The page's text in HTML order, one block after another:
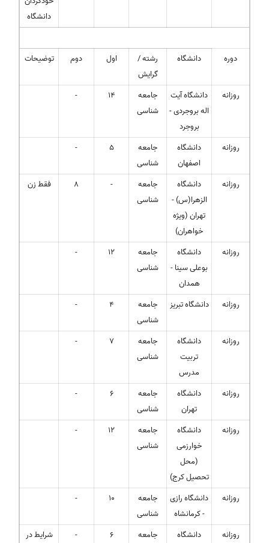
دانشگاه
دوره دانشگاه
رشته /
گرایش
اول دوم توضیحات
روزانه
دانشگاه آیت
اله بروجردی -
بروجرد
جامعه
شناسی
14
-
روزانه
دانشگاه
اصفهان
جامعه
شناسی
5
-
روزانه
دانشگاه
الزهرا(س) -
تهران (ویژه
خواهران)
جامعه
شناسی
-
8 فقط زن
روزانه
دانشگاه
بوعلی سینا -
همدان
جامعه
شناسی
12
-
روزانه دانشگاه تبریز
جامعه
شناسی
4
-
روزانه
دانشگاه
تربیت
مدرس
جامعه
شناسی
7
-
روزانه
دانشگاه
تهران
جامعه
شناسی
6
-
روزانه
دانشگاه
خوارزمی
(محل
تحصیل کرج)
جامعه
شناسی
12
-
روزانه
دانشگاه رازی
- کرمانشاه
جامعه
شناسی
10
-
روزانه
دانشگاه
جامعه
6
-
شرایط در